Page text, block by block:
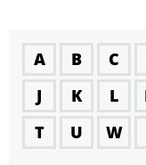
A B C
J
K L
T
U W